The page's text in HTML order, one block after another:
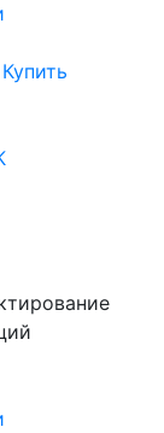
Купить